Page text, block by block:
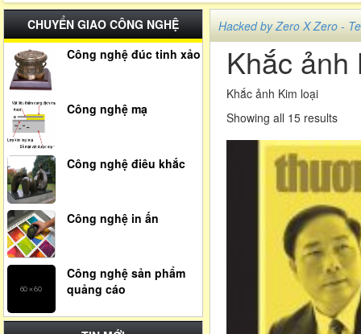
CHUYỂN GIAO CÔNG NGHỆ
Công nghệ đúc tinh xảo
Công nghệ mạ
Công nghệ điêu khắc
Công nghệ in ấn
Công nghệ sản phẩm
quảng cáo
Hacked by Zero X Zero -
Khắc ảnh
Khắc ảnh Kim loại
Showing all 15 results